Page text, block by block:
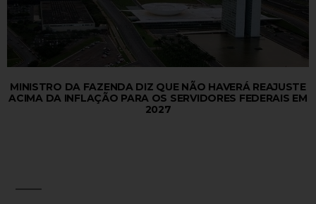
MINISTRO DA FAZENDA DIZ QUE NÃO HAVERÁ REAJUSTE
ACIMA DA INFLAÇÃO PARA OS SERVIDORES FEDERAIS EM
2027